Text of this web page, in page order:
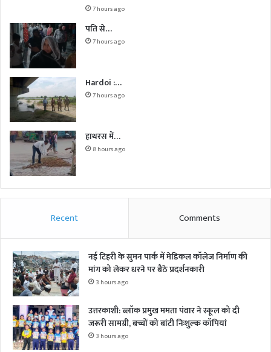
7 hours ago
पति से…
7 hours ago
Hardoi :…
7 hours ago
हाथरस में…
8 hours ago
Recent Comments
नई टिहरी के सुमन पार्क में मेडिकल कॉलेज निर्माण की
मांग को लेकर धरने पर बैठे प्रदर्शनकारी
3 hours ago
उत्तरकाशी: ब्लॉक प्रमुख ममता पंवार ने स्कूल को दी
जरूरी सामग्री, बच्चों को बांटी निःशुल्क कॉपियां
3 hours ago